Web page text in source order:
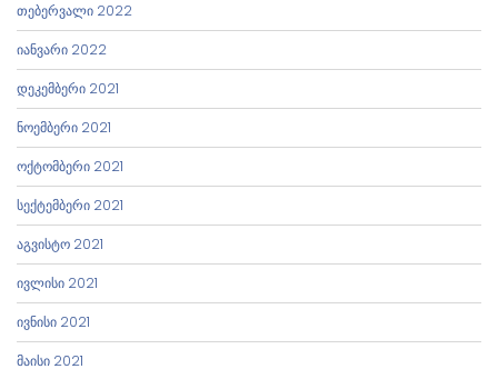
თებერვალი 2022
იანვარი 2022
დეკემბერი 2021
ნოემბერი 2021
ოქტომბერი 2021
სექტემბერი 2021
აგვისტო 2021
ივლისი 2021
ივნისი 2021
მაისი 2021